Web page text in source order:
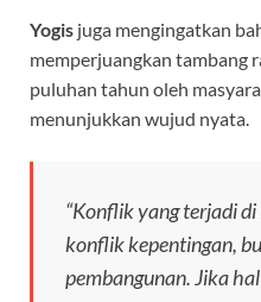
Yogis juga mengingatkan
memperjuangkan tambang
puluhan tahun oleh
menunjukkan wujud nyata.
“Konflik yang terjadi
konflik kepentingan,
pembangunan. Jika